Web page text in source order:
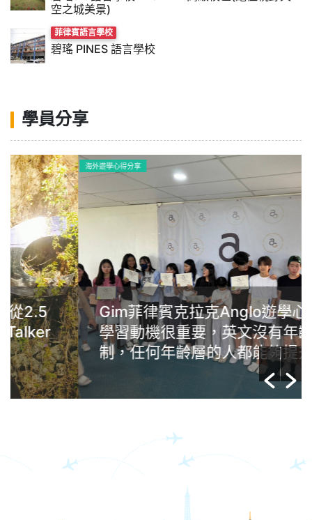
空之城美景)
菲律賓語言學校
碧瑤 PINES 語言學校
學員分享
海外遊學心得分享
Gim菲律賓克拉克Anglo遊學心得：
學習動機很重要，英文沒有年齡限
制，任何年齡層的人都能夠提升自己